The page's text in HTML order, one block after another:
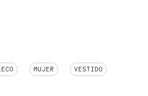
MUJER VESTIDO